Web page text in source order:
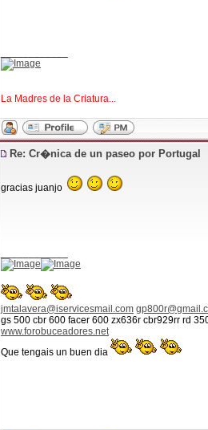
La Madres de la Criatura...
Re: Cr�nica de un paseo por Portugal
gracias juanjo
jmtalavera@iservicesmail.com
gs 500 cbr 600 facer 600 zx636r cbr929rr rd
www.forobuceadores.net
Que tengais un buen dia